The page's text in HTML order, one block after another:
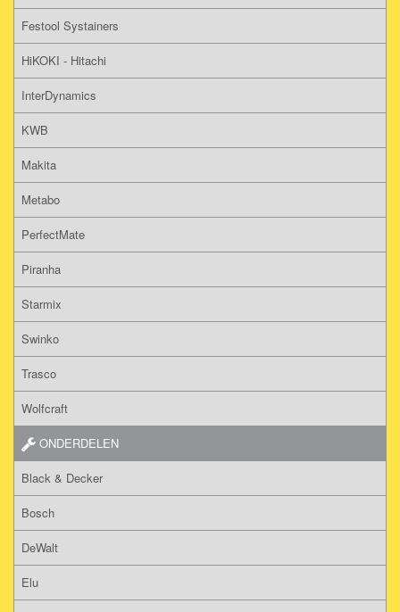
Festool Systainers
HiKOKI - Hitachi
InterDynamics
KWB
Makita
Metabo
PerfectMate
Piranha
Starmix
Swinko
Trasco
Wolfcraft
ONDERDELEN
Black & Decker
Bosch
DeWalt
Elu